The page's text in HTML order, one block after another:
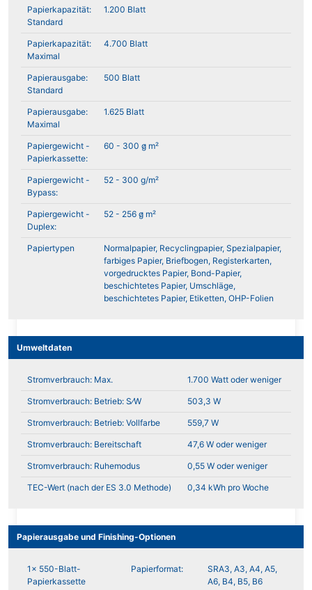
Papierkapazität:
Standard
1.200 Blatt
Papierkapazität:
Maximal
4.700 Blatt
Papierausgabe:
Standard
500 Blatt
Papierausgabe:
Maximal
1.625 Blatt
Papiergewicht -
Papierkassette:
60 - 300 g̷ m²
Papiergewicht -
Bypass:
52 - 300 g/m²
Papiergewicht -
Duplex:
52 - 256 g̷ m²
Papiertypen
Normalpapier, Recyclingpapier, Spezialpapier,
farbiges Papier, Briefbogen, Registerkarten,
vorgedrucktes Papier, Bond-Papier,
beschichtetes Papier, Umschläge,
beschichtetes Papier, Etiketten, OHP-Folien
Umweltdaten
Stromverbrauch: Max. 1.700 Watt oder weniger
Stromverbrauch: Betrieb: S⁄W 503,3 W
Stromverbrauch: Betrieb: Vollfarbe 559,7 W
Stromverbrauch: Bereitschaft 47,6 W oder weniger
Stromverbrauch: Ruhemodus 0,55 W oder weniger
TEC-Wert (nach der ES 3.0 Methode) 0,34 kWh pro Woche
Papierausgabe und Finishing-Optionen
1x 550-Blatt-
Papierkassette
Papierformat:
SRA3, A3, A4, A5,
A6, B4, B5, B6